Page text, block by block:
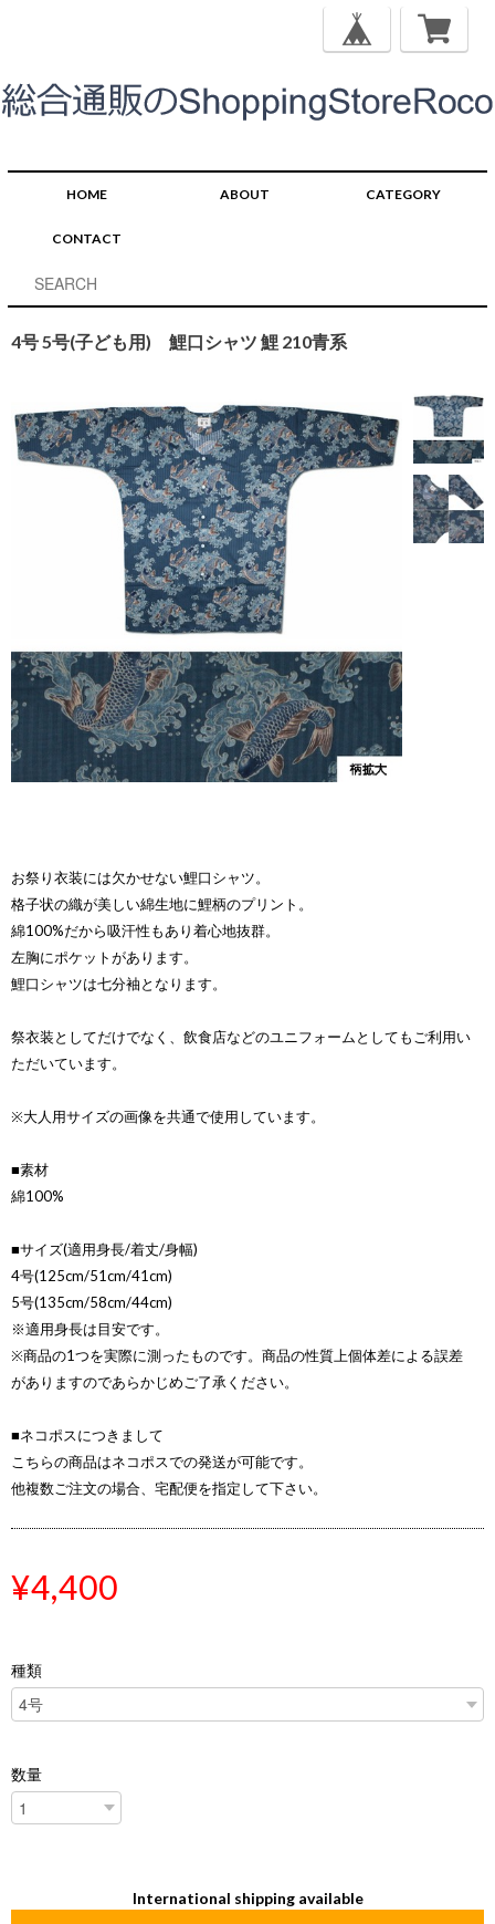
HOME ABOUT CATEGORY
CONTACT
4号 5号(子ども用) 鯉口シャツ 鯉 210青系
お祭り衣装には欠かせない鯉口シャツ。
格子状の織が美しい綿生地に鯉柄のプリント。
綿100%だから吸汗性もあり着心地抜群。
左胸にポケットがあります。
鯉口シャツは七分袖となります。
祭衣装としてだけでなく、飲食店などのユニフォームとしてもご利用い
ただいています。
※大人用サイズの画像を共通で使用しています。
■素材
綿100%
■サイズ(適用身長/着丈/身幅)
4号(125cm/51cm/41cm)
5号(135cm/58cm/44cm)
※適用身長は目安です。
※商品の1つを実際に測ったものです。商品の性質上個体差による誤差
がありますのであらかじめご了承ください。
■ネコポスにつきまして
こちらの商品はネコポスでの発送が可能です。
他複数ご注文の場合、宅配便を指定して下さい。
¥4,400
種類
数量
International shipping available